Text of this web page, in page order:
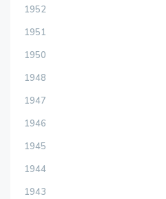
1952
1951
1950
1948
1947
1946
1945
1944
1943